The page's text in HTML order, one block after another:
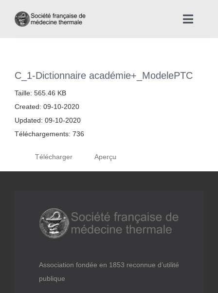
Toggle
Nous connaître
Actualités
Médiathèque
Recherche
C_1-Dictionnaire académie+_ModelePTC
Taille: 565.46 KB
Created: 09-10-2020
Updated: 09-10-2020
Téléchargements: 736
Télécharger Aperçu
Association fondée en 1853 reconnue d’utilité
publique